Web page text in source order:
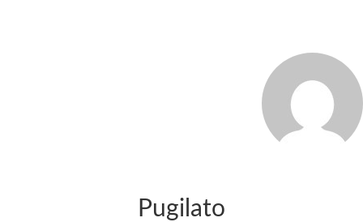
Pugilato